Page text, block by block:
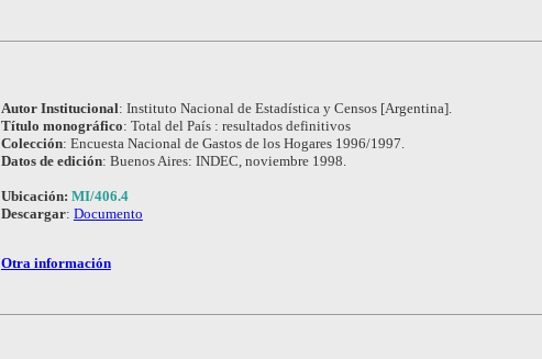
Autor Institucional: Instituto Nacional de Estadística y Censos [Argentina].
Título monográfico: Total del País : resultados definitivos
Colección: Encuesta Nacional de Gastos de los Hogares 1996/1997.
Datos de edición: Buenos Aires: INDEC, noviembre 1998.
Ubicación: MI/406.4
Descargar: Documento
Otra información